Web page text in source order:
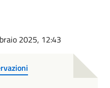
2025, 12:43